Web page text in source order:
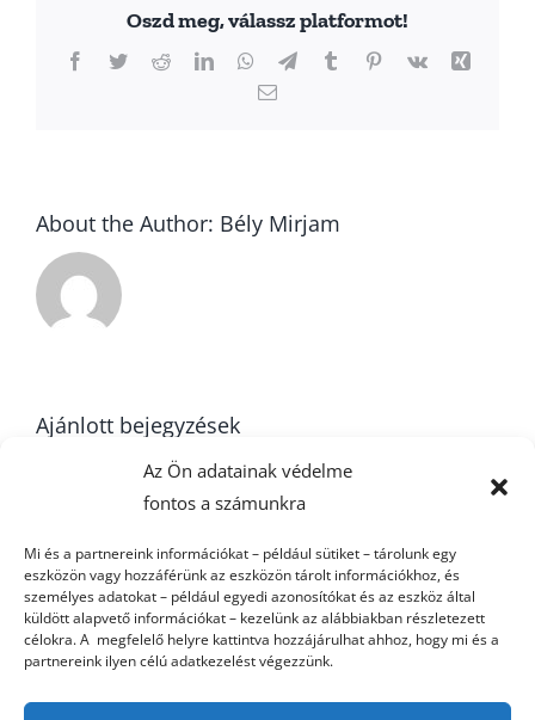
Az Ön adatainak védelme
fontos a számunkra
Mi és a partnereink információkat – például sütiket – tárolunk egy
eszközön vagy hozzáférünk az eszközön tárolt információkhoz, és
személyes adatokat – például egyedi azonosítókat és az eszköz által
küldött alapvető információkat – kezelünk az alábbiakban részletezett
célokra. A megfelelő helyre kattintva hozzájárulhat ahhoz, hogy mi és a
partnereink ilyen célú adatkezelést végezzünk.
Oszd meg, válassz platformot!
Facebook
TwitterRedditLinkedInWhatsApp
TelegramTumblrPinterest
Vk
Xing
Email:
About the Author: Bély Mirjam
Ajánlott bejegyzések
U16
Heti
eredményeink